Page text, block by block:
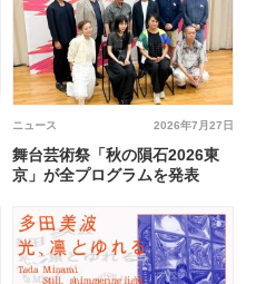
2026年7月27日
ニュース
舞台芸術祭「秋の隕石2026東
京」が全プログラムを発表